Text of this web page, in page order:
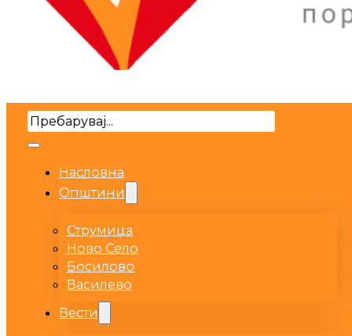
Search
Насловна
Општини
Струмица
Ново Село
Босилово
Василево
Вести